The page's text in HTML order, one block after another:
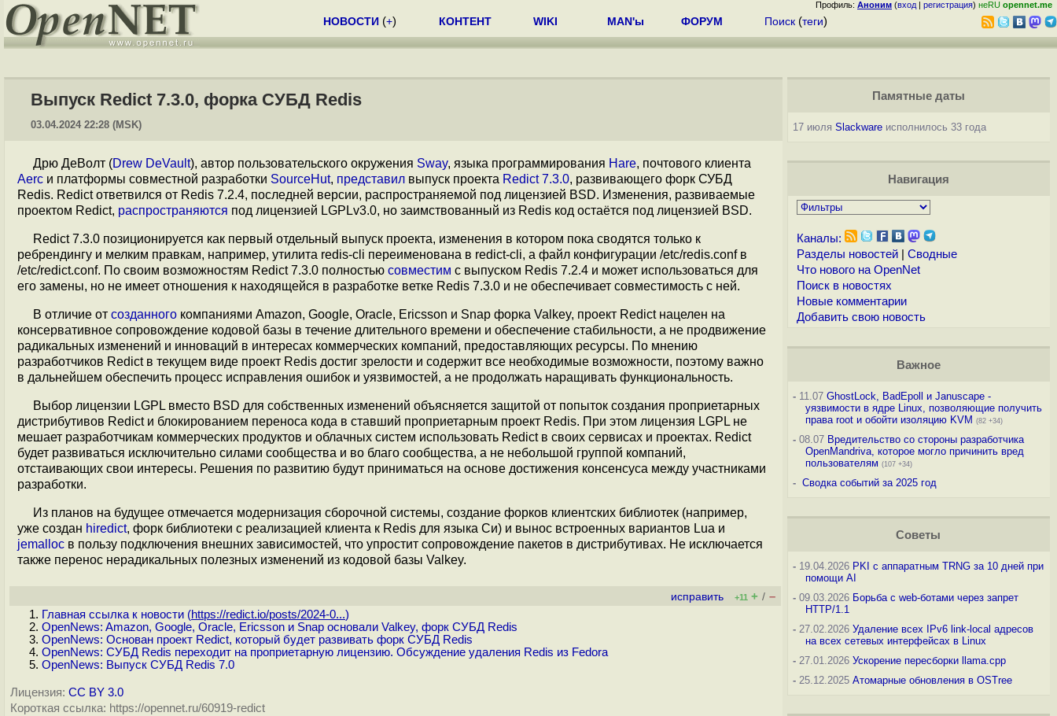
Профиль: Аноним (вход | регистрация) неRU opennet.me
НОВОСТИ (+) КОНТЕНТ WIKI MAN'ы ФОРУМ Поиск (теги)
Выпуск Redict 7.3.0, форка СУБД Redis
03.04.2024 22:28 (MSK)
Дрю ДеВолт (Drew DeVault), автор пользовательского окружения Sway, языка программирования Hare, почтового клиента
Aerc и платформы совместной разработки SourceHut, представил выпуск проекта Redict 7.3.0, развивающего форк СУБД
Redis. Redict ответвился от Redis 7.2.4, последней версии, распространяемой под лицензией BSD. Изменения, развиваемые
проектом Redict, распространяются под лицензией LGPLv3.0, но заимствованный из Redis код остаётся под лицензией BSD.
Redict 7.3.0 позиционируется как первый отдельный выпуск проекта, изменения в котором пока сводятся только к
ребрендингу и мелким правкам, например, утилита redis-cli переименована в redict-cli, а файл конфигурации /etc/redis.conf в
/etc/redict.conf. По своим возможностям Redict 7.3.0 полностью совместим с выпуском Redis 7.2.4 и может использоваться для
его замены, но не имеет отношения к находящейся в разработке ветке Redis 7.3.0 и не обеспечивает совместимость с ней.
В отличие от созданного компаниями Amazon, Google, Oracle, Ericsson и Snap форка Valkey, проект Redict нацелен на
консервативное сопровождение кодовой базы в течение длительного времени и обеспечение стабильности, а не продвижение
радикальных изменений и инноваций в интересах коммерческих компаний, предоставляющих ресурсы. По мнению
разработчиков Redict в текущем виде проект Redis достиг зрелости и содержит все необходимые возможности, поэтому важно
в дальнейшем обеспечить процесс исправления ошибок и уязвимостей, а не продолжать наращивать функциональность.
Выбор лицензии LGPL вместо BSD для собственных изменений объясняется защитой от попыток создания проприетарных
дистрибутивов Redict и блокированием переноса кода в ставший проприетарным проект Redis. При этом лицензия LGPL не
мешает разработчикам коммерческих продуктов и облачных систем использовать Redict в своих сервисах и проектах. Redict
будет развиваться исключительно силами сообщества и во благо сообщества, а не небольшой группой компаний,
отстаивающих свои интересы. Решения по развитию будут приниматься на основе достижения консенсуса между участниками
разработки.
Из планов на будущее отмечается модернизация сборочной системы, создание форков клиентских библиотек (например,
уже создан hiredict, форк библиотеки с реализацией клиента к Redis для языка Си) и вынос встроенных вариантов Lua и
jemalloc в пользу подключения внешних зависимостей, что упростит сопровождение пакетов в дистрибутивах. Не исключается
также перенос нерадикальных полезных изменений из кодовой базы Valkey.
исправить +11 + / –
Главная ссылка к новости (https://redict.io/posts/2024-0...)
OpenNews: Amazon, Google, Oracle, Ericsson и Snap основали Valkey, форк СУБД Redis
OpenNews: Основан проект Redict, который будет развивать форк СУБД Redis
OpenNews: СУБД Redis переходит на проприетарную лицензию. Обсуждение удаления Redis из Fedora
OpenNews: Выпуск СУБД Redis 7.0
Лицензия: CC BY 3.0
Короткая ссылка: https://opennet.ru/60919-redict
Памятные даты
17 июля Slackwareисполнилось 33 года
Навигация
Каналы:
Разделы новостей| Сводные
Что нового на OpenNet
Поиск в новостях
Новые комментарии
Добавить свою новость
Важное
-11.07 GhostLock, BadEpoll и Januscape -
уязвимости в ядре Linux, позволяющие получить
права root и обойти изоляцию KVM (82 +34)
-08.07 Вредительство со стороны разработчика
OpenMandriva, которое могло причинить вред
пользователям (107 +34)
- Сводка событий за 2025 год
Советы
-19.04.2026 PKI с аппаратным TRNG за 10 дней при
помощи AI
-09.03.2026 Борьба с web-ботами через запрет
HTTP/1.1
-27.02.2026 Удаление всех IPv6 link-local адресов
на всех сетевых интерфейсах в Linux
-27.01.2026 Ускорение пересборки llama.cpp
-25.12.2025 Атомарные обновления в OSTree